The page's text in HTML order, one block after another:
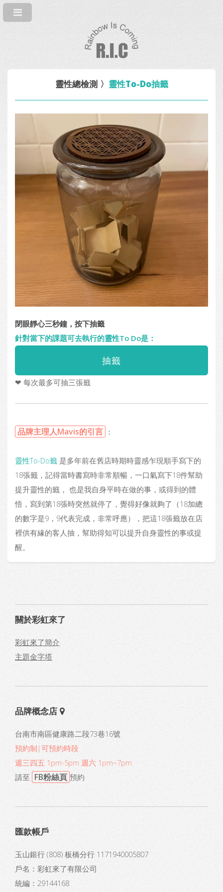
靈性總檢測〉 靈性To-Do抽籤
閉眼靜心三秒鐘，按下抽籤
針對當下的課題可去執行的靈性To Do是：
❤ 每次最多可抽三張籤
品牌主理人Mavis的引言 ：
靈性To-Do籤 是多年前在舊店時期時靈感乍現順手寫下的
18張籤，記得當時書寫時非常順暢，一口氣寫下18件幫助
提升靈性的籤， 也是我自身平時在做的事，或得到的體
悟，寫到第18張時突然就停了，覺得好像就夠了（18加總
的數字是9，9代表完成，非常呼應），把這18張籤放在店
裡供有緣的客人抽，幫助得知可以提升自身靈性的事或提
醒。
關於彩虹來了
彩虹來了簡介
主題金字塔
品牌概念店
台南市南區健康路二段73巷16號
預約制|可預約時段
週三四五 1pm-5pm 週六 1pm~7pm
請至 FB粉絲頁 預約
匯款帳戶
玉山銀行 (808) 板橋分行 1171940005807
戶名：彩虹來了有限公司
統編：29144168